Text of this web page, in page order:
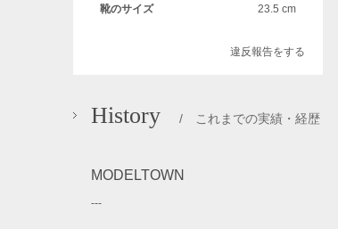
靴のサイズ
23.5 cm
違反報告をする
History / これまでの実績・経歴
MODELTOWN
---